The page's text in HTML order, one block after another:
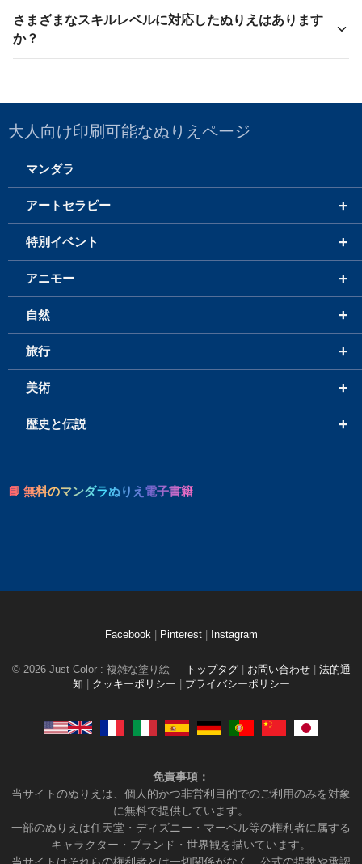
さまざまなスキルレベルに対応したぬりえはあります
か？
大人向け印刷可能なぬりえページ
マンダラ
+
アートセラピー
+
特別イベント
+
アニモー
+
自然
+
旅行
+
美術
+
歴史と伝説
📘 無料のマンダラぬりえ電子書籍
Facebook Pinterest Instagram
© 2026 Just Color : 複雑な塗り絵 トップタグ お問い合わせ
法的通
知
クッキーポリシー プライバシーポリシー
免責事項：
当サイトのぬりえは、個人的かつ非営利目的でのご利用のみを対象
に無料で提供しています。
一部のぬりえは任天堂・ディズニー・マーベル等の権利者に属する
キャラクター・ブランド・世界観を描いています。